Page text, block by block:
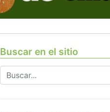
Buscar en el sitio